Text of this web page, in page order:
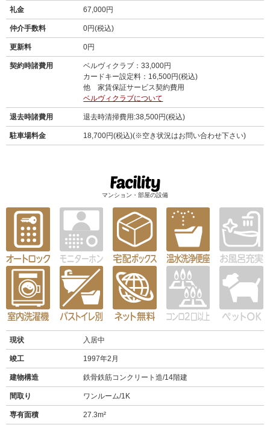
礼金 67,000円
仲介手数料 0円(税込)
更新料 0円
契約時諸費用
ベルヴィクラブ：33,000円
カードキー設定料：16,500円(税込)
他 家賃保証サービス契約費用
ベルヴィクラブについて
退去時諸費用 退去時清掃費用:38,500円(税込)
駐車場料金 18,700円(税込)(※空き状況はお問い合わせ下さい)
マンション・部屋の設備
現状 入居中
竣工 1997年2月
建物構造 鉄骨鉄筋コンクリート造/14階建
間取り ワンルーム/1K
専有面積 27.3m²